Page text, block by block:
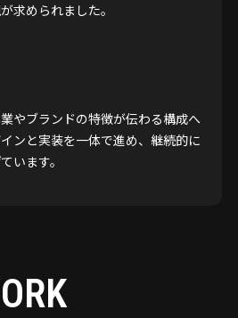
求められました。
やブランドの特徴が伝わる構成へ
ンと実装を一体で進め、継続的に
います。